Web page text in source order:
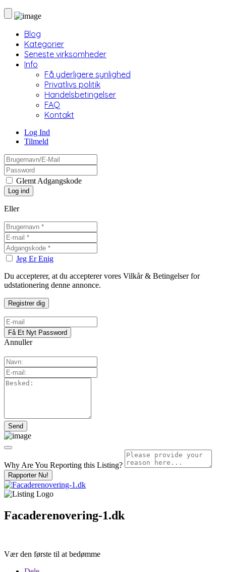
Blog
Kategorier
Seneste virksomheder
Info
Få yderligere synlighed
Privatlivs politik
Handelsbetingelser
FAQ
Kontakt
Log Ind
Tilmeld
Glemt Adgangskode
Eller
Jeg Er Enig
Du accepterer, at du accepterer vores Vilkår & Betingelser for
udstationering denne annonce.
Annuller
Why Are You Reporting this Listing?
Rapporter Nu!
Facaderenovering-1.dk
Vær den første til at bedømme